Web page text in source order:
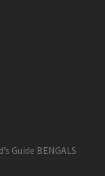
Guide BENGALS